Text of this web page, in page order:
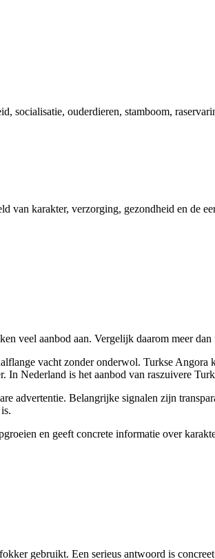
socialisatie, ouderdieren, stamboom,
van karakter, verzorging, gezondheid en de
veel aanbod aan. Vergelijk daarom meer
vacht zonder onderwol. Turkse
Nederland is het aanbod van raszuivere
advertentie. Belangrijke signalen zijn
en geeft concrete informatie over
gebruikt. Een serieus antwoord is